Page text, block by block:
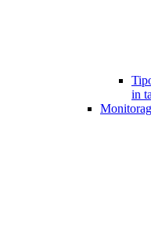
in